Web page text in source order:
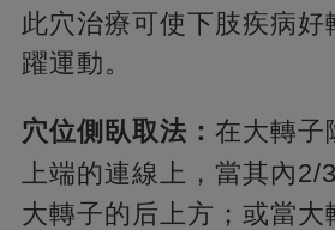
此穴治療可使下肢疾病好
躍運動。
穴位側臥取法： 在大轉子
上端的連線上， 當其內2/
大轉子的后上方；或當大